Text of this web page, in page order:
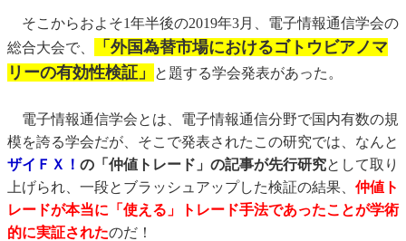
そこからおよそ1年半後の2019年3月、電子情報通信学会の
総合大会で、
「外国為替市場におけるゴトウビアノマ
リーの有効性検証」
と題する学会発表があった。
電子情報通信学会とは、電子情報通信分野で国内有数の規
模を誇る学会だが、そこで発表されたこの研究では、なんと
ザイＦＸ！ の「仲値トレード」の記事が先行研究として取り
上げられ、一段とブラッシュアップした検証の結果、 仲値ト
レードが本当に「使える」トレード手法であったことが学術
的に実証されたのだ！